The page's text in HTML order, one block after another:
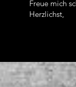
Freue mich
Herzlichst,